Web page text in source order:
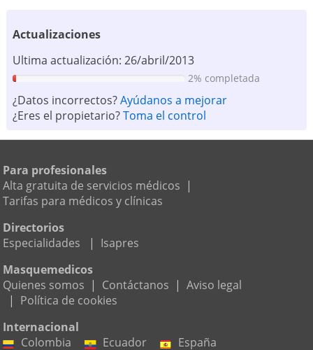
Actualizaciones
Ultima actualización: 26/abril/2013
2% completada
¿Datos incorrectos?Ayúdanos a mejorar
¿Eres el propietario?Toma el control
Para profesionales
Alta gratuita de servicios médicos |
Tarifas para médicos y clínicas
Directorios
Especialidades
| Isapres
Masquemedicos
Quienes somos | Contáctanos | Aviso legal
| Política de cookies
Internacional
Colombia
Ecuador
España